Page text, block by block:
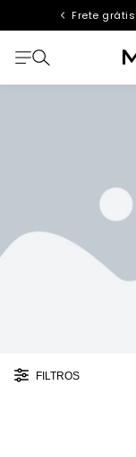
Frete
FILTROS